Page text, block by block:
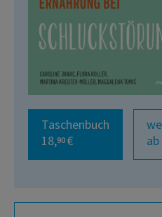
Taschenbuch
18,90 €